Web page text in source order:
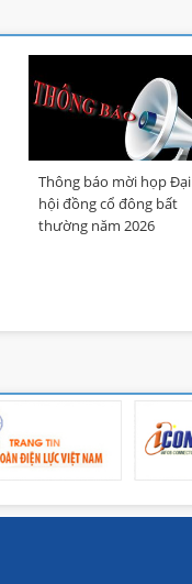
Thông báo mời họp Đại
hội đồng cổ đông bất
thường năm 2026